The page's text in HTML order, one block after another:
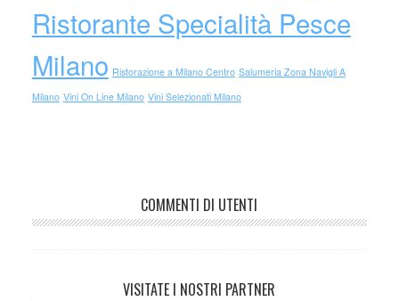
Ristorante Specialità Pesce
Milano Ristorazione a Milano Centro Salumeria Zona Navigli A
Milano Vini On Line Milano Vini Selezionati Milano
COMMENTI DI UTENTI
VISITATE I NOSTRI PARTNER